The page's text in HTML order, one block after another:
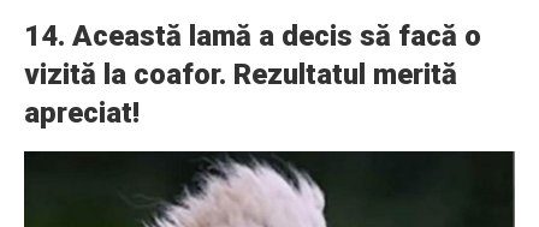
14. Această lamă a decis să facă o
vizită la coafor. Rezultatul merită
apreciat!